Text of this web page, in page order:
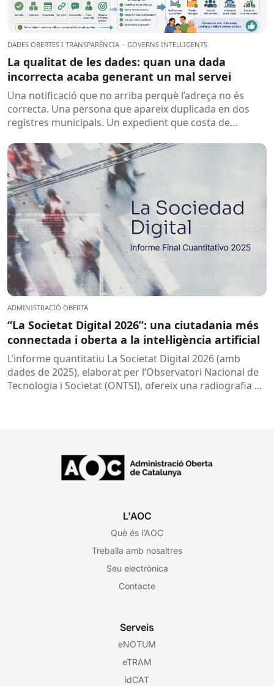
DADES OBERTES I TRANSPARÈNCIA · GOVERNS INTEL·LIGENTS
La qualitat de les dades: quan una dada
incorrecta acaba generant un mal servei
Una notificació que no arriba perquè l’adreça no és
correcta. Una persona que apareix duplicada en dos
registres municipals. Un expedient que costa de
ADMINISTRACIÓ OBERTA
“La Societat Digital 2026”: una ciutadania més
connectada i oberta a la intel·ligència artificial
L’informe quantitatiu La Societat Digital 2026 (amb
dades de 2025), elaborat per l’Observatori Nacional de
Tecnologia i Societat (ONTSI), ofereix una radiografia de
L'AOC
Què és l’AOC
Treballa amb nosaltres
Seu electrònica
Contacte
Serveis
eNOTUM
eTRAM
idCAT